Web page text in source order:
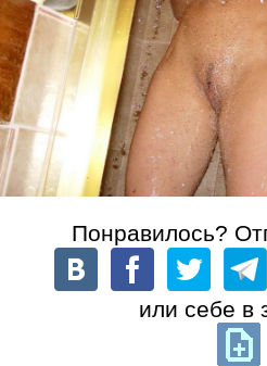
Понравилось?
или себе в